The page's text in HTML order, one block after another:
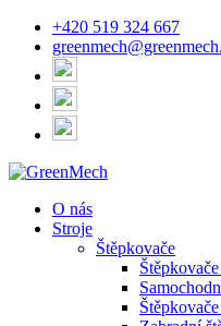
+420 519 324 667
O nás
Stroje
Štěpkovače